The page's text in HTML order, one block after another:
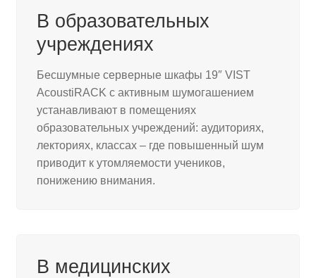
В образовательных
учреждениях
Бесшумные серверные шкафы 19″ VIST
AcoustiRACK с активным шумогашением
устанавливают в помещениях
образовательных учреждений: аудиториях,
лекториях, классах – где повышенный шум
приводит к утомляемости учеников,
понижению внимания.
В медицинских